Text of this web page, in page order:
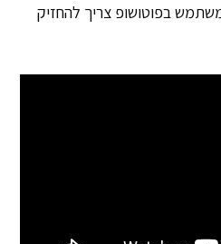
בפוטושופ צריך להחזיק